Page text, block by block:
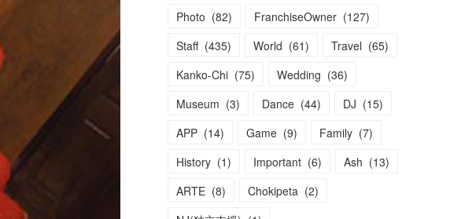
Photo (82) FranchiseOwner (127)
Staff (435) World (61) Travel (65)
Kanko-Chi (75) Wedding (36)
Museum (3) Dance (44) DJ (15)
APP (14) Game (9) Family (7)
History (1) Important (6) Ash (13)
ARTE (8) Chokipeta (2)